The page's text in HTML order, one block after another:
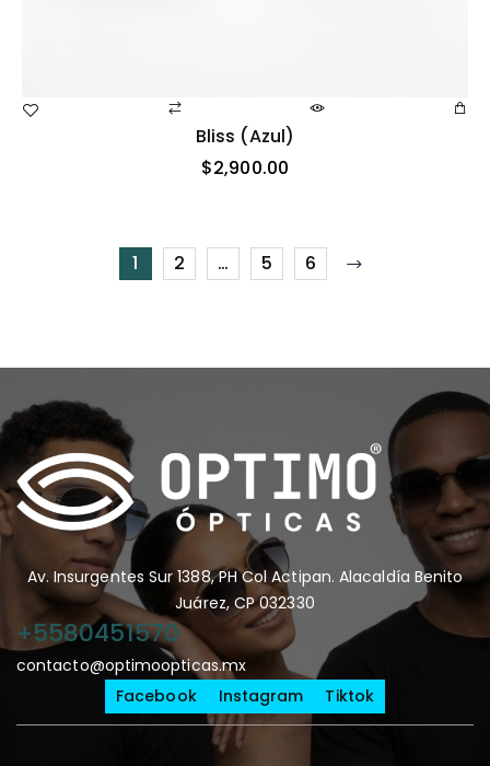
Bliss (azul)
$2,900.00
1 2 … 5 6
Av. Insurgentes Sur 1388, PH Col Actipan. Alacaldía Benito
Juárez, CP 032330
+5580451570
contacto@optimoopticas.mx
Facebook
Instagram Tiktok